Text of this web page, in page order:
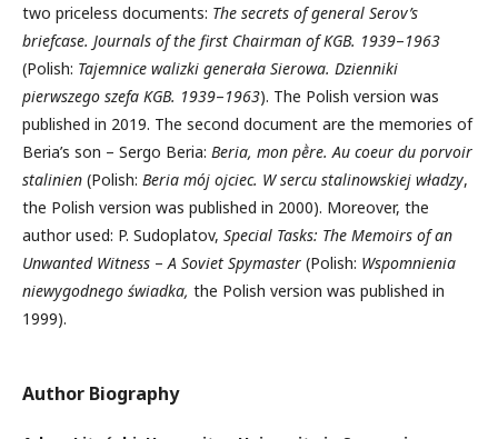
two priceless documents: The secrets of general Serov’s
briefcase. Journals of the first Chairman of KGB. 1939–1963
(Polish: Tajemnice walizki generała Sierowa. Dzienniki
pierwszego szefa KGB. 1939–1963). The Polish version was
published in 2019. The second document are the memories of
Beria’s son – Sergo Beria: Beria, mon pḕre.Au coeur du porvoir
stalinien (Polish: Beria mój ojciec. W sercu stalinowskiej władzy,
the Polish version was published in 2000). Moreover, the
author used: P. Sudoplatov, Special Tasks: The Memoirs of an
Unwanted Witness –A Soviet Spymaster (Polish: Wspomnienia
niewygodnego świadka, the Polish version was published in
1999).
Author Biography